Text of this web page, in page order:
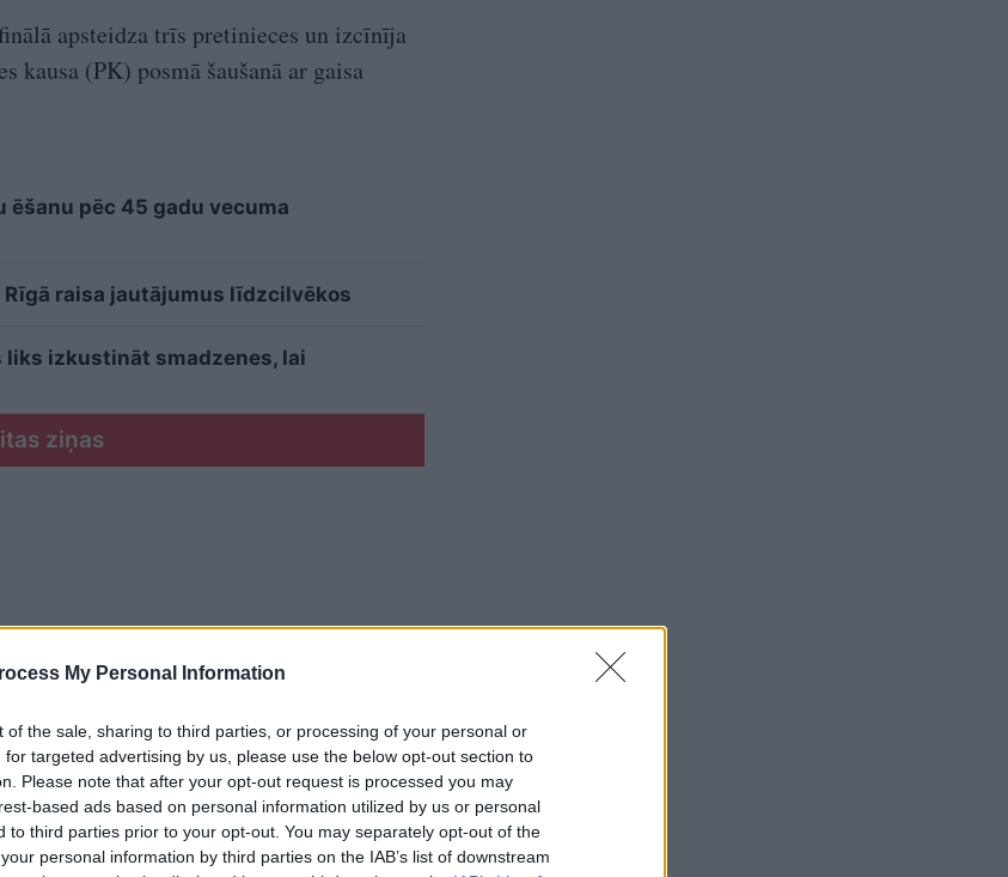
My Personal Information
of the sale, sharing to third parties, or processing of your personal or
targeted advertising by us, please use the below opt-out section to
Please note that after your opt-out request is processed you may
based ads based on personal information utilized by us or personal
to third parties prior to your opt-out. You may separately opt-out of the
personal information by third parties on the IAB’s list of downstream
apsteidza trīs pretinieces un izcīnīja
kausa (PK) posmā šaušanā ar gaisa
pēc 45 gadu vecuma
raisa jautājumus līdzcilvēkos
izkustināt smadzenes, lai
ziņas